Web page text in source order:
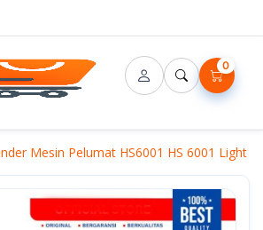
0
Mesin Pelumat HS6001 HS 6001 Light